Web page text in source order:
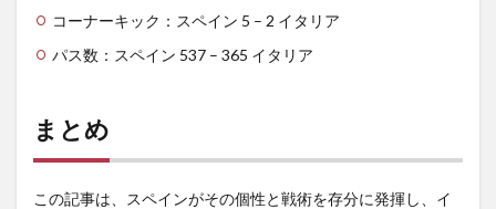
コーナーキック：スペイン 5 – 2 イタリア
パス数：スペイン 537 – 365 イタリア
まとめ
この記事は、スペインがその個性と戦術を存分に発揮し、イ